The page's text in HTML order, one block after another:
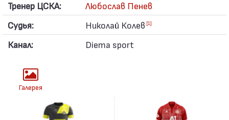
Тренер ЦСКА:
Любослав Пенев
Судья:
Николай Колев [1]
Канал: Diema sport
Галерея